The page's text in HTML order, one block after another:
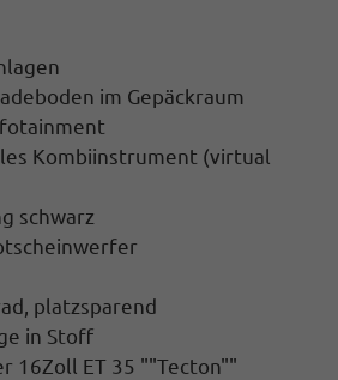
im Gepäckraum
Kombiinstrument (virtual
schwarz
platzsparend
in Stoff
16Zoll ET 35 ""Tecton""